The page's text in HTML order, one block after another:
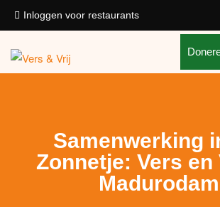
Inloggen voor restaurants
Samenwerking
Zonnetje: Vers en
Madurodam